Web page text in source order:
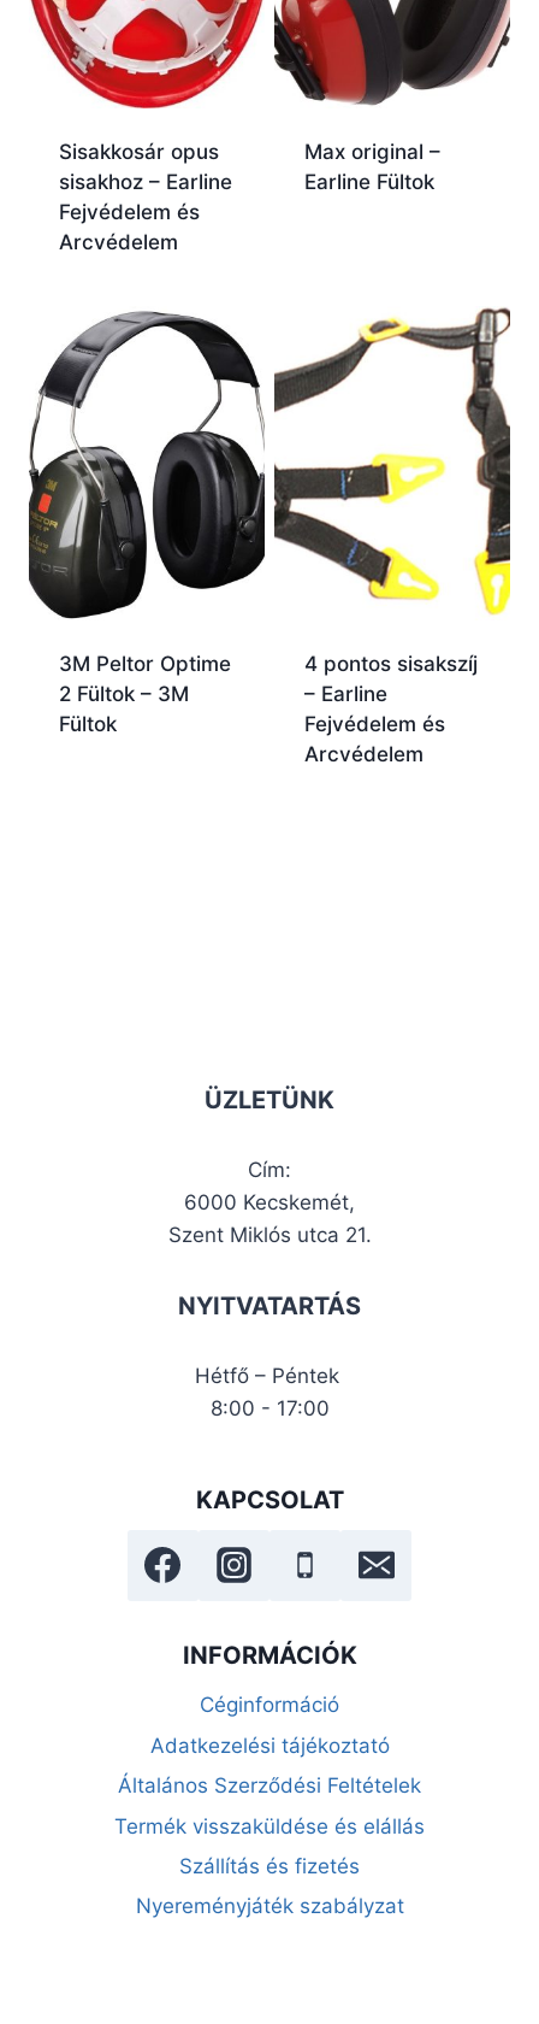
Sisakkosár opus
sisakhoz – Earline
Fejvédelem és
Arcvédelem
Max original –
Earline Fültok
3M Peltor Optime
2 Fültok – 3M
Fültok
4 pontos sisakszíj
– Earline
Fejvédelem és
Arcvédelem
ÜZLETÜNK
Cím:
6000 Kecskemét,
Szent Miklós utca 21.
NYITVATARTÁS
Hétfő – Péntek
8:00 - 17:00
KAPCSOLAT
INFORMÁCIÓK
Céginformáció
Adatkezelési tájékoztató
Általános Szerződési Feltételek
Termék visszaküldése és elállás
Szállítás és fizetés
Nyereményjáték szabályzat